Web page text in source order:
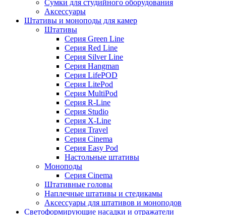
Сумки для студийного оборудования
Аксессуары
Штативы и моноподы для камер
Штативы
Серия Green Line
Серия Red Line
Серия Silver Line
Серия Hangman
Серия LifePOD
Серия LitePod
Серия MultiPod
Серия R-Line
Серия Studio
Серия X-Line
Серия Travel
Серия Cinema
Серия Easy Pod
Настольные штативы
Моноподы
Серия Cinema
Штативные головы
Наплечные штативы и стедикамы
Аксессуары для штативов и моноподов
Светоформирующие насадки и отражатели